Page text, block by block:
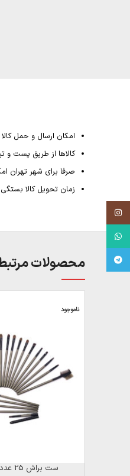
امکان ارسال و حمل
کالاها از طریق پست و
صرفا برای شهر تهران
زمان تحویل کالا بستگی به
محصولات
ناموجود
ست براش 25 عددی فوراور52 (X028)
Telegram